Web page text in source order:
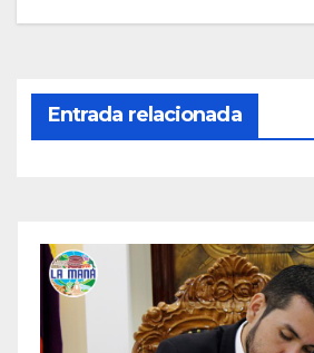
Entrada relacionada